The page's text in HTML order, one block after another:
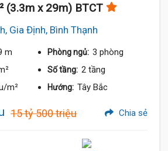
(3.3m x 29m) BTCT
Gia Định, Bình Thạnh
m Phòng ngủ: 3 phòng
Số tầng: 2 tầng
m² Hướng: Tây Bắc
15 tỷ 500 triệu Chia sẻ